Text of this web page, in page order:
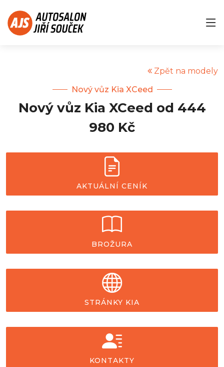
Zpět na modely
Nový vůz Kia XCeed
Nový vůz Kia XCeed od 444
980 Kč
AKTUÁLNÍ CENÍK
BROŽURA
STRÁNKY KIA
KONTAKTY